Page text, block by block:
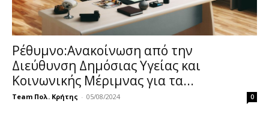
Ρέθυμνο:Ανακοίνωση από την
Διεύθυνση Δημόσιας Υγείας και
Κοινωνικής Μέριμνας για τα...
Team Πολ. Κρήτης - 05/08/2024 0